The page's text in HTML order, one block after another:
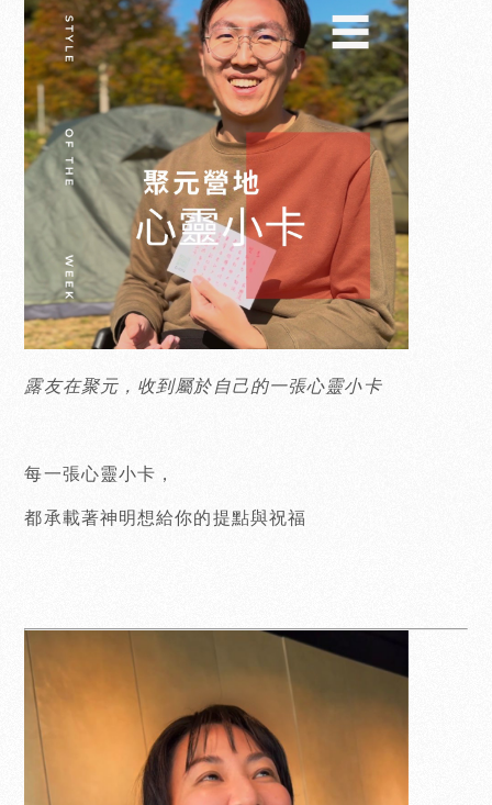
露友在聚元，收到屬於自己的一張心靈小卡
每一張心靈小卡，
都承載著神明想給你的提點與祝福